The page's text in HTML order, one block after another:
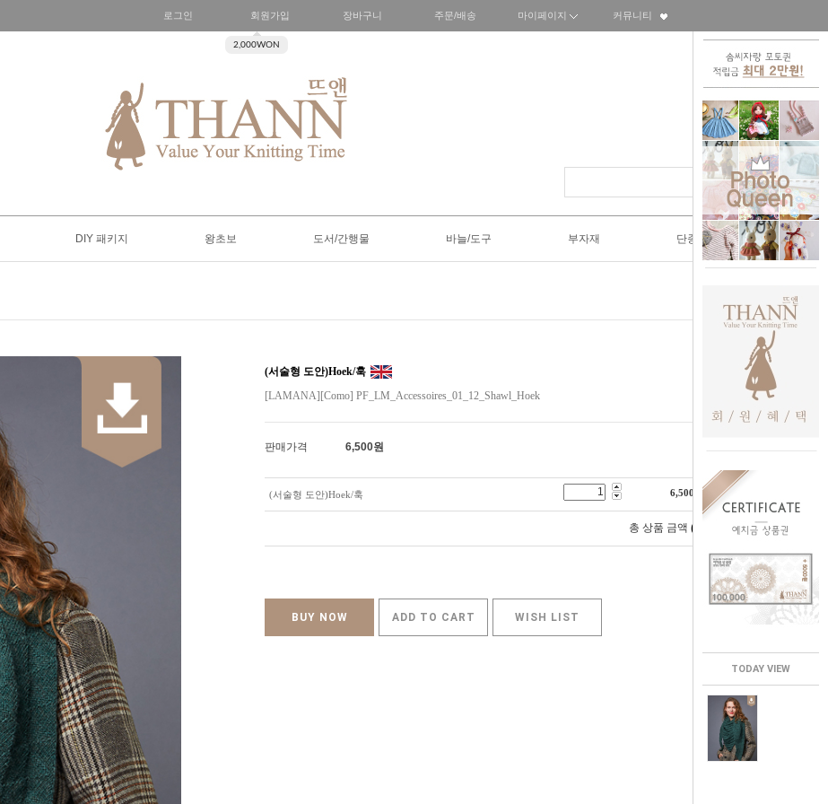
TODAY VIEW
로그인 회원가입
2,000WON
장바구니 주문/배송 마이페이지 커뮤니티
DIY 패키지 왕초보 도서/간행물 바늘/도구 부자재 단종SALE50%
(서술형 도안)Hoek/훅
[LAMANA][Como] PF_LM_Accessoires_01_12_Shawl_Hoek
판매가격 6,500원
(서술형 도안)Hoek/훅 6,500 원
총 상품 금액 0
BUY NOW ADD TO CART WISH LIST